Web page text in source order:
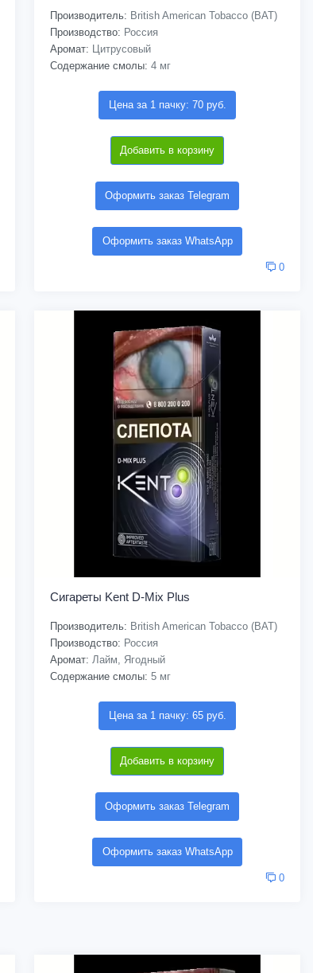
Производитель: British American Tobacco (BAT)
Производство: Россия
Аромат: Цитрусовый
Содержание смолы: 4 мг
Цена за 1 пачку: 70 руб.
Добавить в корзину
Оформить заказ Telegram
Оформить заказ WhatsApp
0
Сигареты Kent D-Mix Plus
Производитель: British American Tobacco (BAT)
Производство: Россия
Аромат: Лайм, Ягодный
Содержание смолы: 5 мг
Цена за 1 пачку: 65 руб.
Добавить в корзину
Оформить заказ Telegram
Оформить заказ WhatsApp
0